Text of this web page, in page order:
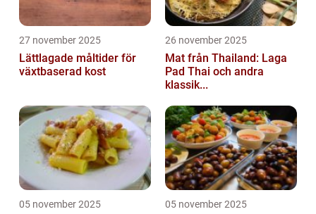
27 november 2025
Lättlagade måltider för
växtbaserad kost
26 november 2025
Mat från Thailand: Laga
Pad Thai och andra
klassik...
05 november 2025 05 november 2025